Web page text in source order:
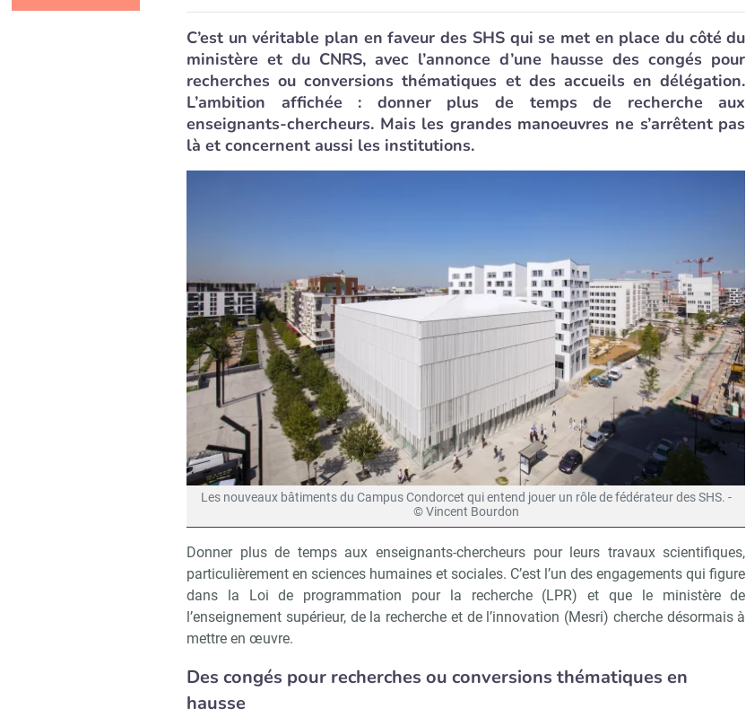
C’est un véritable plan en faveur des SHS qui se met en place du côté du
ministère et du CNRS, avec l’annonce d’une hausse des congés pour
recherches ou conversions thématiques et des accueils en délégation.
L’ambition affichée : donner plus de temps de recherche aux
enseignants-chercheurs. Mais les grandes manoeuvres ne s’arrêtent pas
là et concernent aussi les institutions.
Les nouveaux bâtiments du Campus Condorcet qui entend jouer un rôle de fédérateur des SHS. -
© Vincent Bourdon
Donner plus de temps aux enseignants-chercheurs pour leurs travaux scientifiques,
particulièrement en sciences humaines et sociales. C’est l’un des engagements qui figure
dans la Loi de programmation pour la recherche (LPR) et que le ministère de
l’enseignement supérieur, de la recherche et de l’innovation (Mesri) cherche désormais à
mettre en œuvre.
Des congés pour recherches ou conversions thématiques en
hausse